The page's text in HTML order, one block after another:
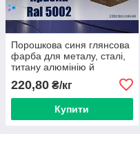
Порошкова синя глянсова
фарба для металу, сталі,
титану алюмінію й
220,80 ₴/кг
Купити